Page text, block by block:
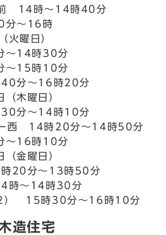
前 14時～14時40分
分～16時
火曜日）
～14時30分
～15時10分
分～16時20分
木曜日）
分～14時10分
ー西 14時20分～14時50分
～16時10分
金曜日）
20分～13時50分
時～14時30分
2） 15時30分～16時10分
造住宅